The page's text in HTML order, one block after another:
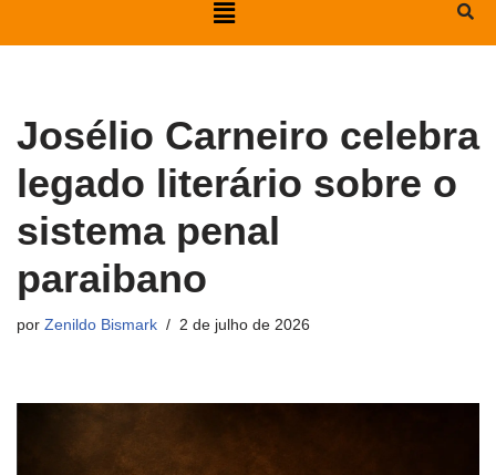
Josélio Carneiro celebra
legado literário sobre o
sistema penal
paraibano
por Zenildo Bismark 2 de julho de 2026